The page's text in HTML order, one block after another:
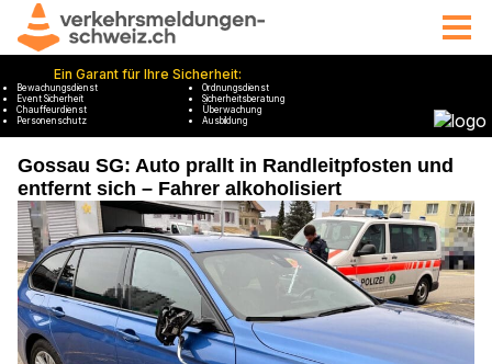
Gossau SG: Auto prallt in Randleitpfosten und
entfernt sich – Fahrer alkoholisiert